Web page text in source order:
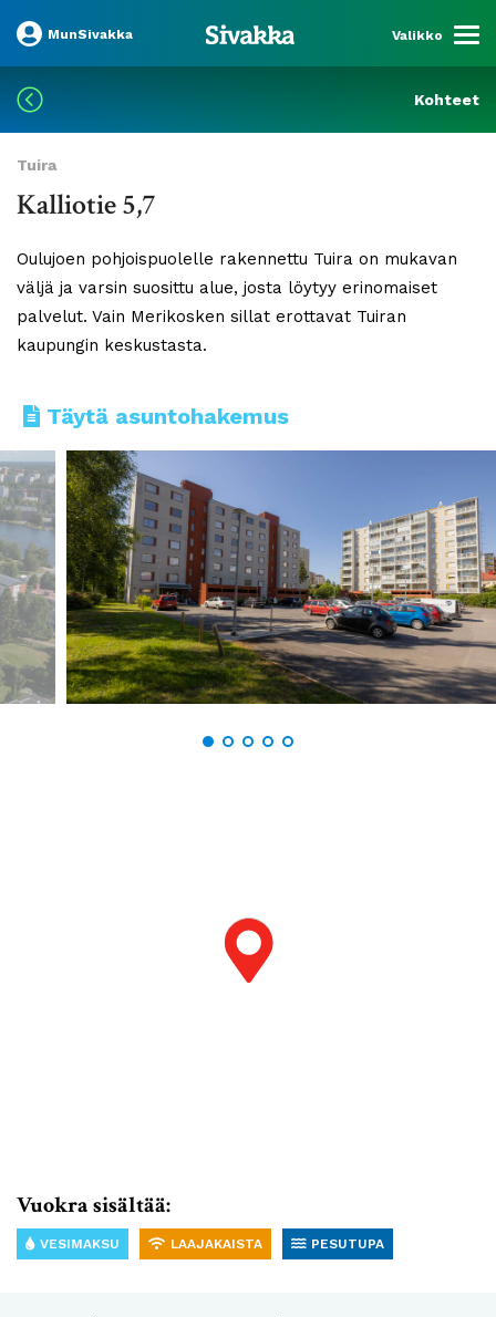
MunSivakka Valikko
Kohteet
Tuira
Kalliotie 5,7
Oulujoen pohjoispuolelle rakennettu Tuira on mukavan
väljä ja varsin suosittu alue, josta löytyy erinomaiset
palvelut. Vain Merikosken sillat erottavat Tuiran
kaupungin keskustasta.
Täytä asuntohakemus
Vuokra sisältää:
VESIMAKSU LAAJAKAISTA PESUTUPA